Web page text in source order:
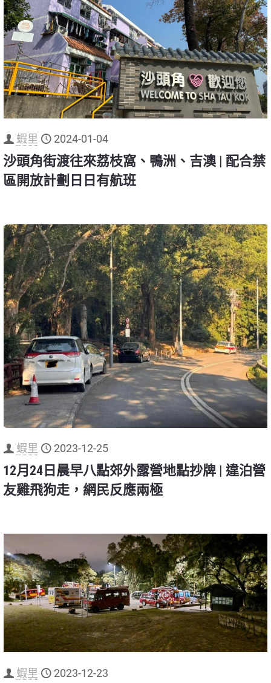
蝦里 2024-01-04
沙頭角街渡往來荔枝窩、鴨洲、吉澳 | 配合禁
區開放計劃日日有航班
蝦里 2023-12-25
12月24日晨早八點郊外露營地點抄牌 | 違泊營
友雞飛狗走，網民反應兩極
蝦里 2023-12-23